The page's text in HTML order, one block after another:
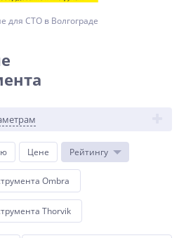
для СТО в Волгограде
Цене Рейтингу
Ombra
Thorvik